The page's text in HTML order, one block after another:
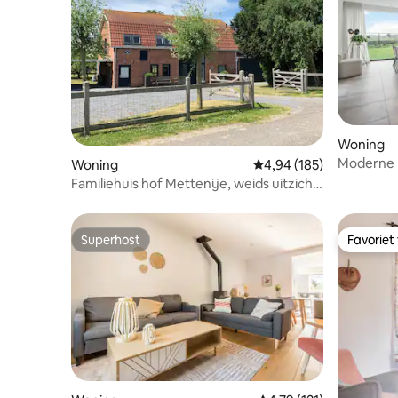
Woning Gemiddelde
4,94 (185)
Familiehuis hof Mettenije, weids uitzicht
Woning
Moderne
Superhost
Superhost